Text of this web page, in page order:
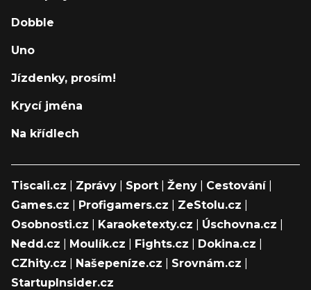
Dobble
Uno
Jízdenky, prosím!
Krycí jména
Na křídlech
Tiscali.cz Zprávy Sport Ženy Cestování|
Games.cz
Profigamers.cz ZeStolu.cz
Osobnosti.cz
Karaoketexty.cz Úschovna.cz
Nedd.cz
Moulík.cz Fights.cz Dokina.cz
CZhity.cz
Našepeníze.cz Srovnám.cz
StartupInsider.cz